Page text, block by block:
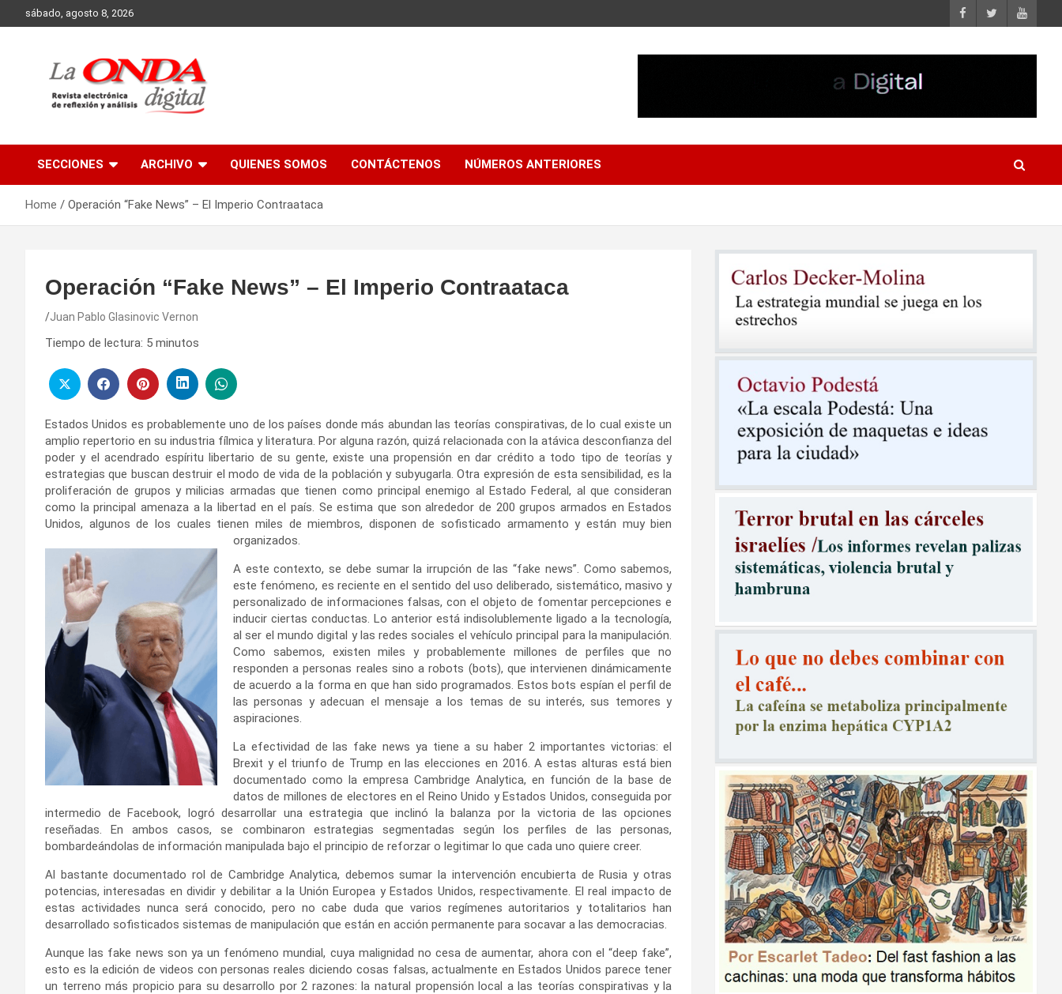
to
sábado, agosto 8, 2026
SECCIONES ARCHIVO QUIENES SOMOS CONTÁCTENOS NÚMEROS ANTERIORES
Home Operación “Fake News” – El Imperio Contraataca
Operación “Fake News” – El Imperio Contraataca
Juan Pablo Glasinovic Vernon
Tiempo de lectura: 5 minutos
Estados Unidos es probablemente uno de los países donde más abundan las teorías conspirativas, de lo cual existe un
amplio repertorio en su industria fílmica y literatura. Por alguna razón, quizá relacionada con la atávica desconfianza del
poder y el acendrado espíritu libertario de su gente, existe una propensión en dar crédito a todo tipo de teorías y
estrategias que buscan destruir el modo de vida de la población y subyugarla. Otra expresión de esta sensibilidad, es la
proliferación de grupos y milicias armadas que tienen como principal enemigo al Estado Federal, al que consideran
como la principal amenaza a la libertad en el país. Se estima que son alrededor de 200 grupos armados en Estados
Unidos, algunos de los cuales tienen miles de miembros, disponen de sofisticado armamento y están muy bien
organizados.
A este contexto, se debe sumar la irrupción de las “fake news”. Como sabemos,
este fenómeno, es reciente en el sentido del uso deliberado, sistemático, masivo y
personalizado de informaciones falsas, con el objeto de fomentar percepciones e
inducir ciertas conductas. Lo anterior está indisolublemente ligado a la tecnología,
al ser el mundo digital y las redes sociales el vehículo principal para la manipulación.
Como sabemos, existen miles y probablemente millones de perfiles que no
responden a personas reales sino a robots (bots), que intervienen dinámicamente
de acuerdo a la forma en que han sido programados. Estos bots espían el perfil de
las personas y adecuan el mensaje a los temas de su interés, sus temores y
aspiraciones.
La efectividad de las fake news ya tiene a su haber 2 importantes victorias: el
Brexit y el triunfo de Trump en las elecciones en 2016. A estas alturas está bien
documentado como la empresa Cambridge Analytica, en función de la base de
datos de millones de electores en el Reino Unido y Estados Unidos, conseguida por
intermedio de Facebook, logró desarrollar una estrategia que inclinó la balanza por la victoria de las opciones
reseñadas. En ambos casos, se combinaron estrategias segmentadas según los perfiles de las personas,
bombardeándolas de información manipulada bajo el principio de reforzar o legitimar lo que cada uno quiere creer.
Al bastante documentado rol de Cambridge Analytica, debemos sumar la intervención encubierta de Rusia y otras
potencias, interesadas en dividir y debilitar a la Unión Europea y Estados Unidos, respectivamente. El real impacto de
estas actividades nunca será conocido, pero no cabe duda que varios regímenes autoritarios y totalitarios han
desarrollado sofisticados sistemas de manipulación que están en acción permanente para socavar a las democracias.
Aunque las fake news son ya un fenómeno mundial, cuya malignidad no cesa de aumentar, ahora con el “deep fake”,
esto es la edición de videos con personas reales diciendo cosas falsas, actualmente en Estados Unidos parece tener
un terreno más propicio para su desarrollo por 2 razones: la natural propensión local a las teorías conspirativas y la